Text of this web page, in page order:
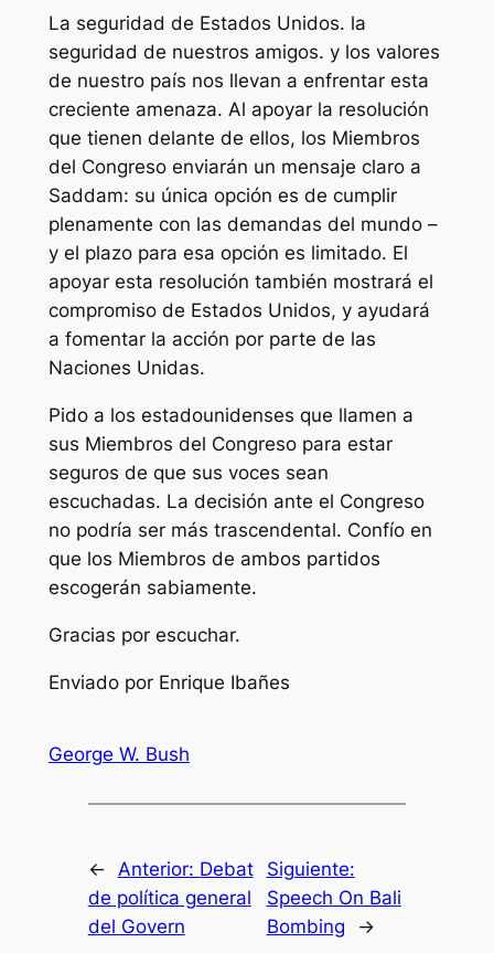
La seguridad de Estados Unidos. la
seguridad de nuestros amigos. y los valores
de nuestro país nos llevan a enfrentar esta
creciente amenaza. Al apoyar la resolución
que tienen delante de ellos, los Miembros
del Congreso enviarán un mensaje claro a
Saddam: su única opción es de cumplir
plenamente con las demandas del mundo –
y el plazo para esa opción es limitado. El
apoyar esta resolución también mostrará el
compromiso de Estados Unidos, y ayudará
a fomentar la acción por parte de las
Naciones Unidas.
Pido a los estadounidenses que llamen a
sus Miembros del Congreso para estar
seguros de que sus voces sean
escuchadas. La decisión ante el Congreso
no podría ser más trascendental. Confío en
que los Miembros de ambos partidos
escogerán sabiamente.
Gracias por escuchar.
Enviado por Enrique Ibañes
George W. Bush
← Anterior: Debat
de política general
del Govern
Siguiente:
Speech On Bali
Bombing
→